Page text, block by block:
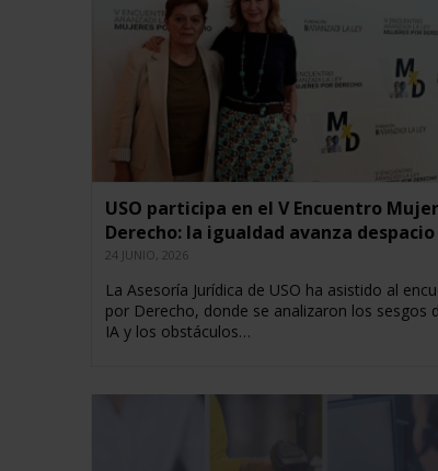
USO participa en el V Encuentro
Derecho: la igualdad avanza despacio
24 JUNIO, 2026
La Asesoría Jurídica de USO ha asistido al
por Derecho, donde se analizaron los sesgos
IA y los obstáculos…